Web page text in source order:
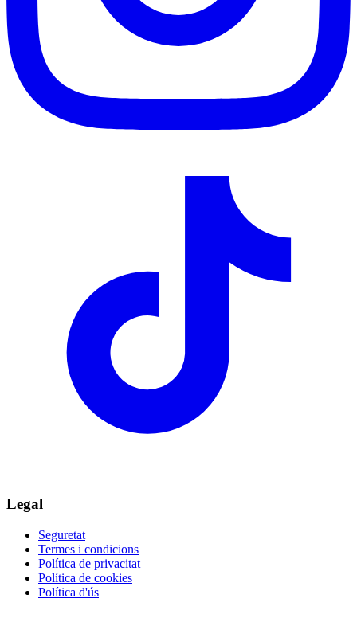
Legal
Seguretat
Termes i condicions
Política de privacitat
Política de cookies
Política d'ús